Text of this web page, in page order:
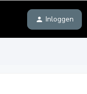
Inloggen